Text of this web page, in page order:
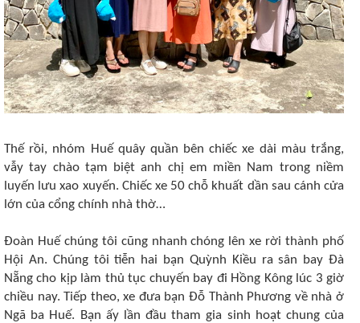
Thế rồi, nhóm Huế quây quần bên chiếc xe dài màu trắng,
vẫy tay chào tạm biệt anh chị em miền Nam trong niềm
luyến lưu xao xuyến. Chiếc xe 50 chỗ khuất dần sau cánh cửa
lớn của cổng chính nhà thờ…
Đoàn Huế chúng tôi cũng nhanh chóng lên xe rời thành phố
Hội An. Chúng tôi tiễn hai bạn Quỳnh Kiều ra sân bay Đà
Nẵng cho kịp làm thủ tục chuyến bay đi Hồng Kông lúc 3 giờ
chiều nay. Tiếp theo, xe đưa bạn Đỗ Thành Phương về nhà ở
Ngã ba Huế. Bạn ấy lần đầu tham gia sinh hoạt chung của